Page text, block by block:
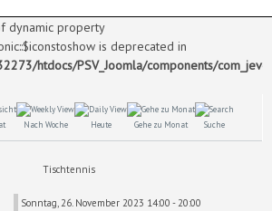
dynamic property
is deprecated in
htdocs/PSV_Joomla/components/
Nach Woche Heute Gehe zu Monat Suche
Tischtennis
Sonntag, 26. November 2023 14:00 - 20:00